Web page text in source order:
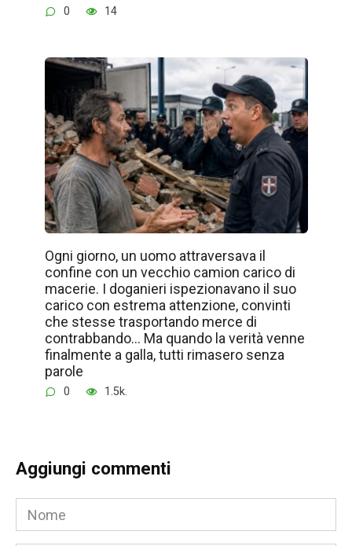
0 14
Ogni giorno, un uomo attraversava il
confine con un vecchio camion carico di
macerie. I doganieri ispezionavano il suo
carico con estrema attenzione, convinti
che stesse trasportando merce di
contrabbando… Ma quando la verità venne
finalmente a galla, tutti rimasero senza
parole
0 1.5k.
Aggiungi commenti
Nome